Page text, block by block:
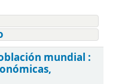
mundial :